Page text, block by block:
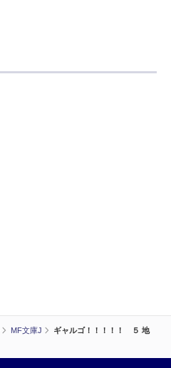
MF文庫J
ギャルゴ！！！！！ ５ 地